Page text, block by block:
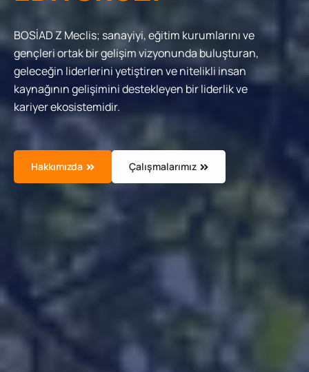
BOSİAD Z Meclis; sanayiyi, eğitim kurumlarını ve
gençleri ortak bir gelişim vizyonunda buluşturan,
geleceğin liderlerini yetiştiren ve nitelikli insan
kaynağının gelişimini destekleyen bir liderlik ve
kariyer ekosistemidir.
Hakkımızda Çalışmalarımız